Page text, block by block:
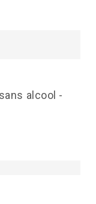
alcool -